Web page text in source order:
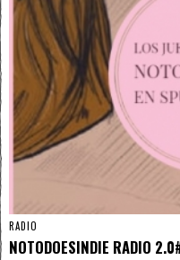
RADIO
NOTODOESINDIE RADIO